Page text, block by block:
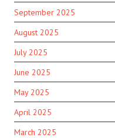
September 2025
August 2025
July 2025
June 2025
May 2025
April 2025
March 2025